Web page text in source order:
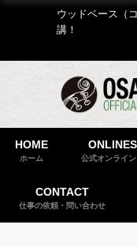
ウッドベース（
講！
HOME
ホーム 公式オンライ
CONTACT
仕事の依頼・問い合わせ